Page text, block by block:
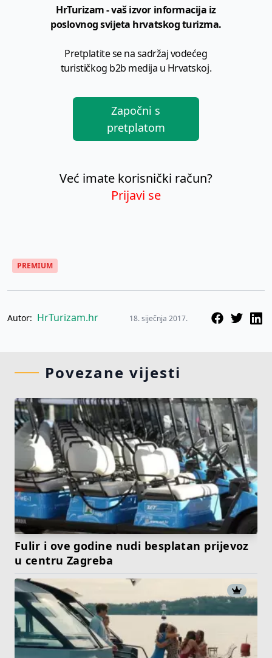
HrTurizam - vaš izvor informacija iz
poslovnog svijeta hrvatskog turizma.
Pretplatite se na sadržaj vodećeg
turističkog b2b medija u Hrvatskoj.
Započni s
pretplatom
Već imate korisnički račun?
Prijavi se
PREMIUM
Autor: HrTurizam.hr 18. siječnja 2017.
Povezane vijesti
Fulir i ove godine nudi besplatan prijevoz
u centru Zagreba